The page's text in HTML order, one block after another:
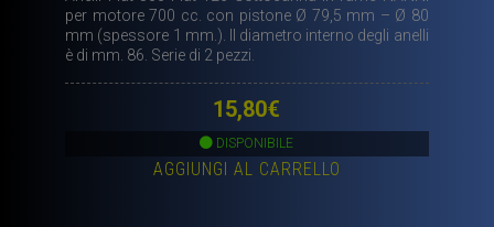
per motore 700 cc. con pistone Ø 79,5 mm – Ø 80
mm (spessore 1 mm.). Il diametro interno degli anelli
è di mm. 86. Serie di 2 pezzi.
15,80€
DISPONIBILE
AGGIUNGI AL CARRELLO